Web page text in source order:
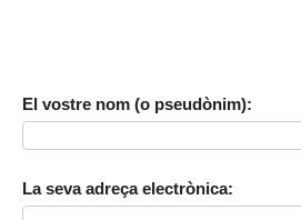
El vostre nom (o pseudònim):
La seva adreça electrònica: